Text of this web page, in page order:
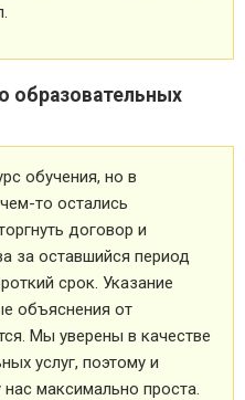
образовательных
обучения, но в
то остались
договор и
за оставшийся период
срок. Указание
объяснения от
Мы уверены в качестве
услуг, поэтому и
максимально проста.